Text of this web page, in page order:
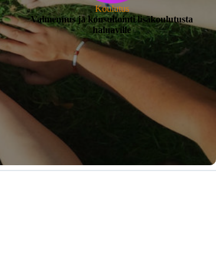
Koulutus
Valmennus ja konsultointi lisäkoulutusta
haluaville